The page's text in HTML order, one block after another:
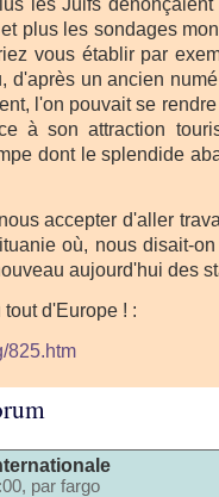
les Juifs
plus les sondages
vous établir par
d'après un ancien
l'on pouvait se
à son attraction
dont le splendide
accepter d'aller
où, nous disait-
aujourd'hui des
d'Europe ! :
825.htm
par fargo